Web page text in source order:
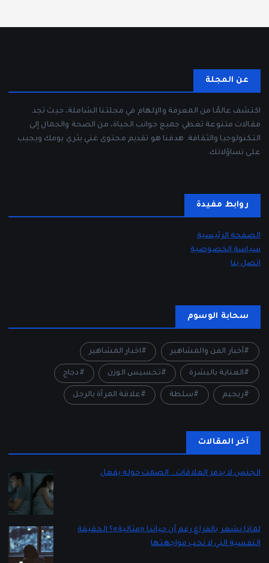
عن المجلة
اكتشف عالمًا من المعرفة والإلهام في مجلتنا الشاملة، حيث تجد
مقالات متنوعة تغطي جميع جوانب الحياة، من الصحة والجمال إلى
التكنولوجيا والثقافة. هدفنا هو تقديم محتوى غني يثري يومك ويجيب
على تساؤلاتك.
روابط مفيدة
الصفحة الرئيسية
سياسة الخصوصية
اتصل بنا
سحابة الوسوم
أخبار الفن والمشاهير اخبار المشاهير
العناية بالبشرة تخسيس الوزن دجاج
ريجيم سلطة علاقة المرأة بالرجل
آخر المقالات
الجنس لا يدمر العلاقات… الصمت حوله يفعل
لماذا نشعر بالفراغ رغم أن حياتنا «مثالية»؟ الحقيقة
النفسية التي لا نحب مواجهتها